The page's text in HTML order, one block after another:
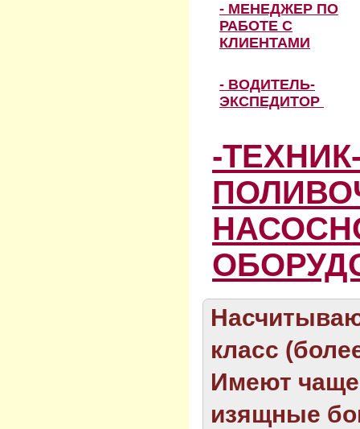
- МЕНЕДЖЕР ПО
РАБОТЕ С
КЛИЕНТАМИ
- ВОДИТЕЛЬ-
ЭКСПЕДИТОР
-
класс
Имеют
изящные